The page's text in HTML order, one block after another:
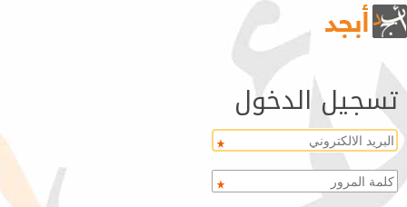
تسجيل الدخول